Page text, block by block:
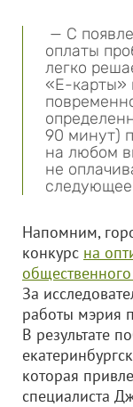
— С
оплаты
легко
«Е-карты»
90 минут)
на любом
не
следующее
Напомним,
конкурс на
За
работы мэрия
В результате
которая
специалиста